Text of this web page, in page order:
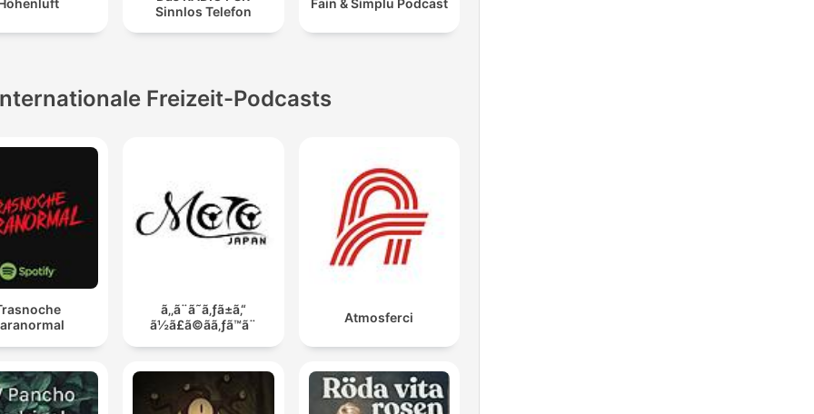
Sinnlos Telefon
Fain & Simplu Podcast
Freizeit-Podcasts
ã‚‚ã¨ã˜ã‚ƒã±ã‚“
ã½ã£ã©ãã‚ƒã™ã¨
Atmosferci